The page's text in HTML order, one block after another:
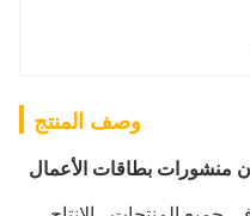
وصف المنتج
منشورات بطاقات الأعمال